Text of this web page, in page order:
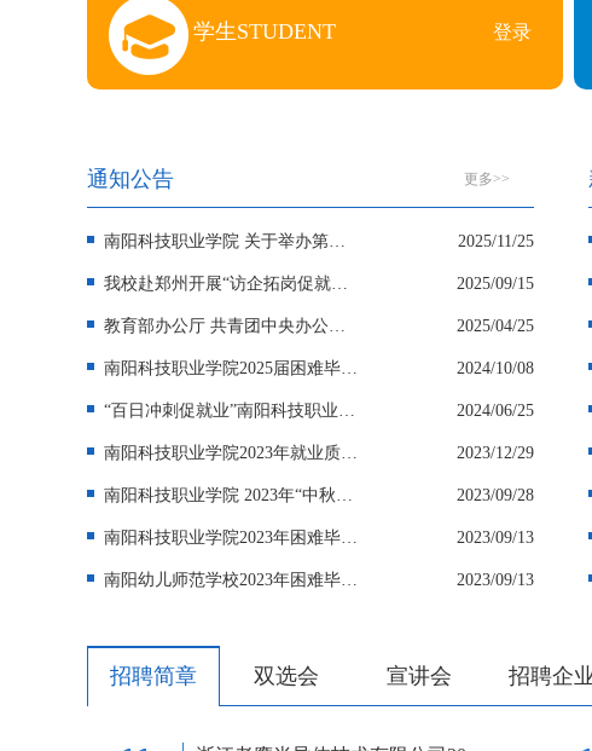
学生STUDENT 登录
通知公告
南阳科技职业学院 关于举办第三届全国大学生职业规划大赛校赛的通知 2025/11/25
我校赴郑州开展“访企拓岗促就业”活动 2025/09/15
教育部办公厅 共青团中央办公厅关于 进一步发挥 “青年驿站”作用 为跨地区求职 高校毕业生提供住宿优惠便利服务的通知 2025/04/25
南阳科技职业学院2025届困难毕业生求职创业补贴的公示 2024/10/08
“百日冲刺促就业”南阳科技职业学院2024届毕业生2025届实习生线上双选会 2024/06/25
南阳科技职业学院2023年就业质量报告 2023/12/29
南阳科技职业学院 2023年“中秋团圆季.网络送岗来”线上双选会 邀 请 函 2023/09/28
南阳科技职业学院2023年困难毕业生求职创业补贴公示 2023/09/13
南阳幼儿师范学校2023年困难毕业生求职创业补贴公示 2023/09/13
更多>>
招聘简章 双选会 宣讲会 招聘企